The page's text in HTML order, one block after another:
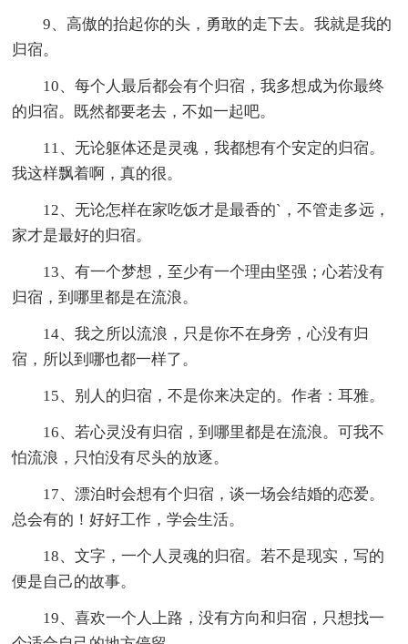
9、高傲的抬起你的头，勇敢的走下去。我就是我的
归宿。
10、每个人最后都会有个归宿，我多想成为你最终
的归宿。既然都要老去，不如一起吧。
11、无论躯体还是灵魂，我都想有个安定的归宿。
我这样飘着啊，真的很。
12、无论怎样在家吃饭才是最香的`，不管走多远，
家才是最好的归宿。
13、有一个梦想，至少有一个理由坚强；心若没有
归宿，到哪里都是在流浪。
14、我之所以流浪，只是你不在身旁，心没有归
宿，所以到哪也都一样了。
15、别人的归宿，不是你来决定的。作者：耳雅。
16、若心灵没有归宿，到哪里都是在流浪。可我不
怕流浪，只怕没有尽头的放逐。
17、漂泊时会想有个归宿，谈一场会结婚的恋爱。
总会有的！好好工作，学会生活。
18、文字，一个人灵魂的归宿。若不是现实，写的
便是自己的故事。
19、喜欢一个人上路，没有方向和归宿，只想找一